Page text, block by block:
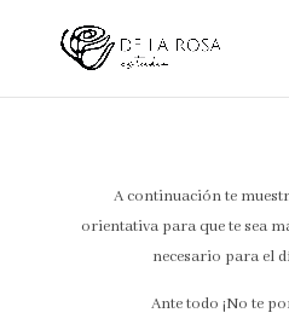
A continuación te
orientativa para que te sea
necesario para el
Ante todo ¡No te